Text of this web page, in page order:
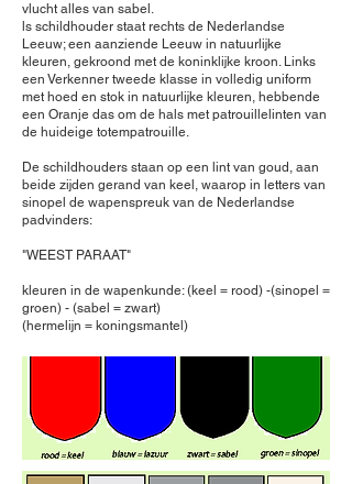
vlucht alles van sabel.
ls schildhouder staat rechts de Nederlandse
Leeuw; een aanziende Leeuw in natuurlijke
kleuren, gekroond met de koninklijke kroon. Links
een Verkenner tweede klasse in volledig uniform
met hoed en stok in natuurlijke kleuren, hebbende
een Oranje das om de hals met patrouillelinten van
de huideige totempatrouille.
De schildhouders staan op een lint van goud, aan
beide zijden gerand van keel, waarop in letters van
sinopel de wapenspreuk van de Nederlandse
padvinders:
"WEEST PARAAT"
kleuren in de wapenkunde: (keel = rood) -(sinopel =
groen) - (sabel = zwart)
(hermelijn = koningsmantel)